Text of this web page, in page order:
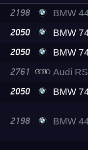
2198
BMW
2050 BMW 740
2050
BMW 740
2761 Audi
2050 BMW 740
2198 BMW